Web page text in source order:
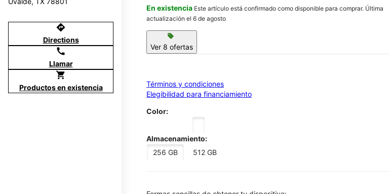
directions
Directions
call
Llamar
shopping_cart
Productos en existencia
En existencia Este artículo está confirmado como disponible para comprar. Última
actualización el 6 de agosto
sell
Ver 8 ofertas
Términos y condiciones
Elegibilidad para financiamiento
Color:
Almacenamiento:
256 GB
512 GB